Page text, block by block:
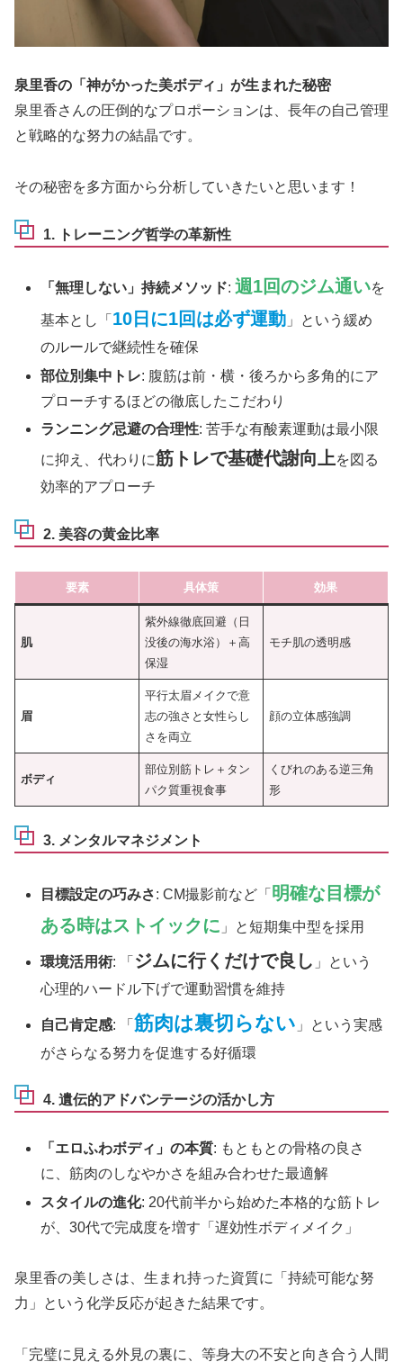
泉里香の「神がかった美ボディ」が生まれた秘密
泉里香さんの圧倒的なプロポーションは、長年の自己管理
と戦略的な努力の結晶です。
その秘密を多方面から分析していきたいと思います！
1. トレーニング哲学の革新性
「無理しない」持続メソッド:週1回のジム通いを
基本とし「 10日に1回は必ず運動 」という緩め
のルールで継続性を確保
部位別集中トレ: 腹筋は前・横・後ろから多角的にア
プローチするほどの徹底したこだわり
ランニング忌避の合理性: 苦手な有酸素運動は最小限
に抑え、代わりに筋トレで基礎代謝向上を図る
効率的アプローチ
2. 美容の黄金比率
要素 具体策 効果
肌
紫外線徹底回避（日
没後の海水浴）＋高
保湿
モチ肌の透明感
眉
平行太眉メイクで意
志の強さと女性らし
さを両立
顔の立体感強調
ボディ
部位別筋トレ＋タン
パク質重視食事
くびれのある逆三角
形
3. メンタルマネジメント
目標設定の巧みさ: CM撮影前など「 明確な目標が
ある時はストイックに 」と短期集中型を採用
環境活用術: 「 ジムに行くだけで良し 」という
心理的ハードル下げで運動習慣を維持
自己肯定感: 「筋肉は裏切らない 」という実感
がさらなる努力を促進する好循環
4. 遺伝的アドバンテージの活かし方
「エロふわボディ」の本質: もともとの骨格の良さ
に、筋肉のしなやかさを組み合わせた最適解
スタイルの進化: 20代前半から始めた本格的な筋トレ
が、30代で完成度を増す「遅効性ボディメイク」
泉里香の美しさは、生まれ持った資質に「持続可能な努
力」という化学反応が起きた結果です。
「完璧に見える外見の裏に、等身大の不安と向き合う人間